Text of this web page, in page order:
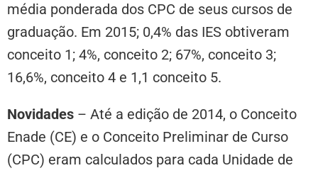
média ponderada dos CPC de seus cursos de
graduação. Em 2015; 0,4% das IES obtiveram
conceito 1; 4%, conceito 2; 67%, conceito 3;
16,6%, conceito 4 e 1,1 conceito 5.
Novidades – Até a edição de 2014, o Conceito
Enade (CE) e o Conceito Preliminar de Curso
(CPC) eram calculados para cada Unidade de